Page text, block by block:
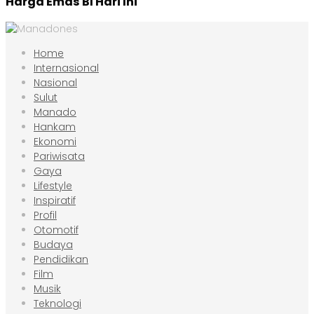
Home
Internasional
Nasional
Sulut
Manado
Hankam
Ekonomi
Pariwisata
Gaya
Lifestyle
Inspiratif
Profil
Otomotif
Budaya
Pendidikan
Film
Musik
Teknologi